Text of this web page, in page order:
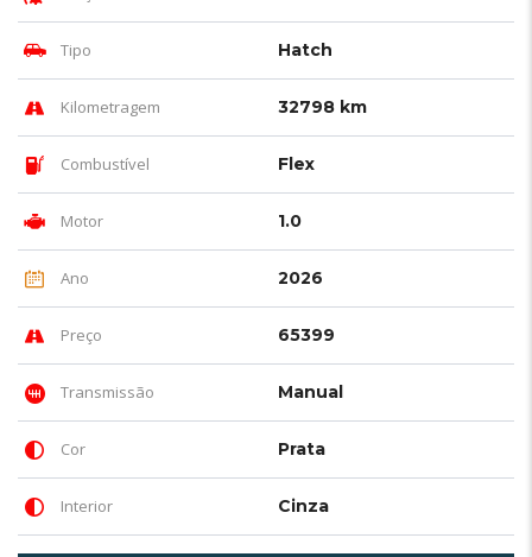
Tipo Hatch
Kilometragem 32798 km
Combustível Flex
Motor 1.0
Ano 2026
Preço 65399
Transmissão Manual
Cor Prata
Interior Cinza